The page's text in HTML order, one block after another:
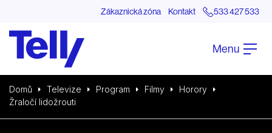
Zákaznická zóna Kontakt 533 427 533
Menu
Domů Televize Program Filmy
Horory
Žraločí lidožrouti